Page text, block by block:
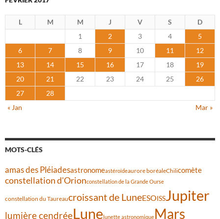
L M M J V S
D
1
2 3 4
5
6
7 8 9 10 11
12
13
14 15 16 17 18
19
20
21 22 23 24 25
26
27
28
« Jan
Mar »
MOTS-CLÉS
amas des Pléiadesastronomeastéroïdeaurore boréaleChilicomète
constellation d'Orionconstellation de la Grande Ourse
constellation du Taureaucroissant de LuneESOISSJupiter
lumière cendréeLune lunette astronomiqueMars